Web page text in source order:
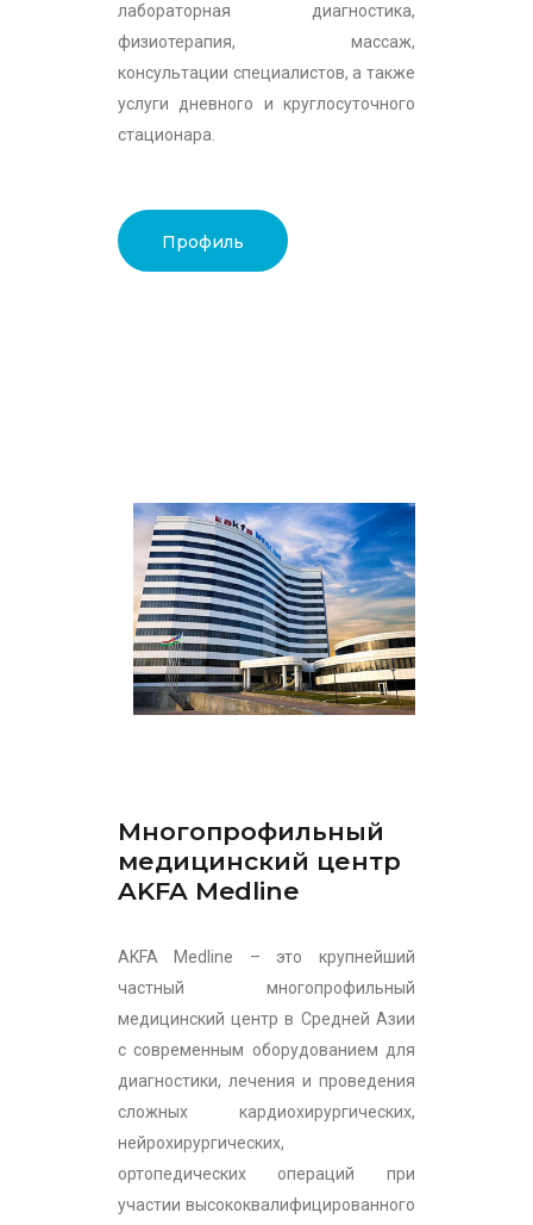
лабораторная диагностика,
физиотерапия, массаж,
консультации специалистов, а также
услуги дневного и круглосуточного
стационара.
Профиль
Многопрофильный
медицинский центр
AKFA Medline
AKFA Medline – это крупнейший
частный многопрофильный
медицинский центр в Средней Азии
с современным оборудованием для
диагностики, лечения и проведения
сложных кардиохирургических,
нейрохирургических,
ортопедических операций при
участии высококвалифицированного